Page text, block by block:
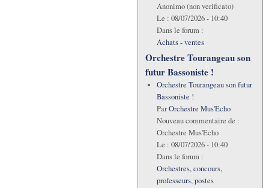
Anonimo (non verificato)
Le : 08/07/2026 - 10:40
Dans le forum :
Achats - ventes
Orchestre Tourangeau son
futur Bassoniste !
Orchestre Tourangeau son futur
Bassoniste !
ParOrchestre Mus'Echo
Nouveau commentaire de :
Orchestre Mus'Echo
Le : 08/07/2026 - 10:40
Dans le forum :
Orchestres, concours,
professeurs, postes